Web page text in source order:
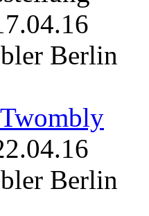
Berlin
Berlin